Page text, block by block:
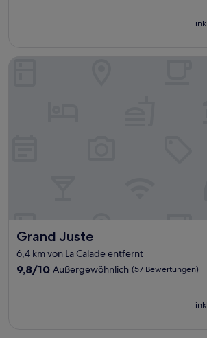
Grand Juste
Grand Juste
6,4 km von La Calade entfernt
9.8
9,8/10 Außergewöhnlich (57 Bewertungen)
Grand Juste